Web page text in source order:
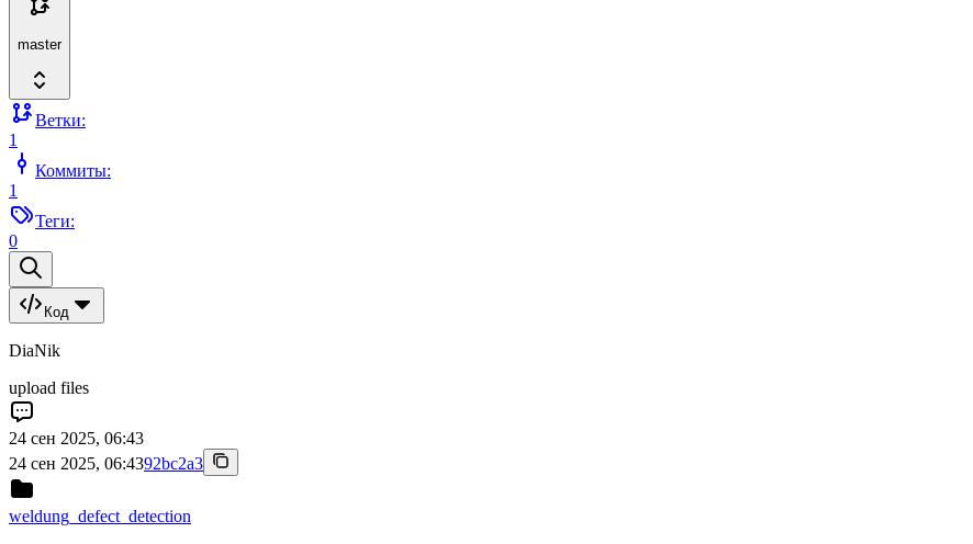
master
Ветки:
1
Коммиты:
1
Теги:
0
Код
DiaNik
upload files
24 сен 2025, 06:43
24 сен 2025, 06:4392bc2a3
weldung_defect_detection